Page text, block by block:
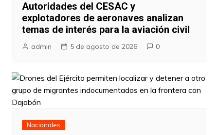
Autoridades del CESAC y
explotadores de aeronaves analizan
temas de interés para la aviación civil
admin 5 de agosto de 2026 0
Nacionales